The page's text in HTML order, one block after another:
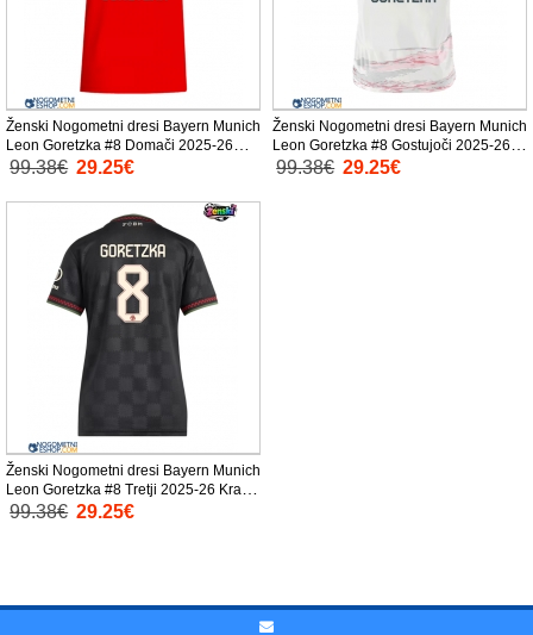
Ženski Nogometni dresi Bayern Munich
Leon Goretzka #8 Domači 2025-26
Kratek Rokav
99.38€ 29.25€
Ženski Nogometni dresi Bayern Munich
Leon Goretzka #8 Gostujoči 2025-26
Kratek Rokav
99.38€ 29.25€
Ženski Nogometni dresi Bayern Munich
Leon Goretzka #8 Tretji 2025-26 Kratek
Rokav
99.38€ 29.25€